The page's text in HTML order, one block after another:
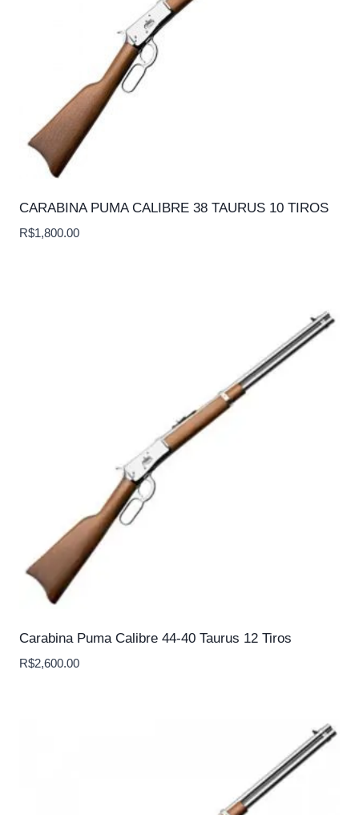
CARABINA PUMA CALIBRE 38 TAURUS 10 TIROS
R$1,800.00
Carabina Puma Calibre 44-40 Taurus 12 Tiros
R$2,600.00